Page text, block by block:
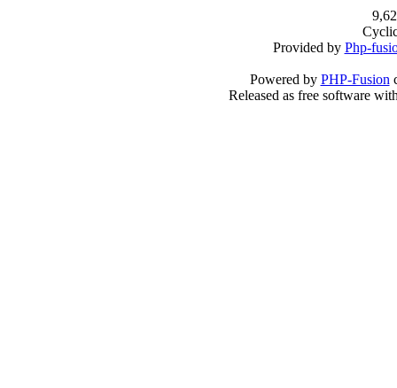
Provided by Php-
Powered by PHP-Fusion
Released as free software